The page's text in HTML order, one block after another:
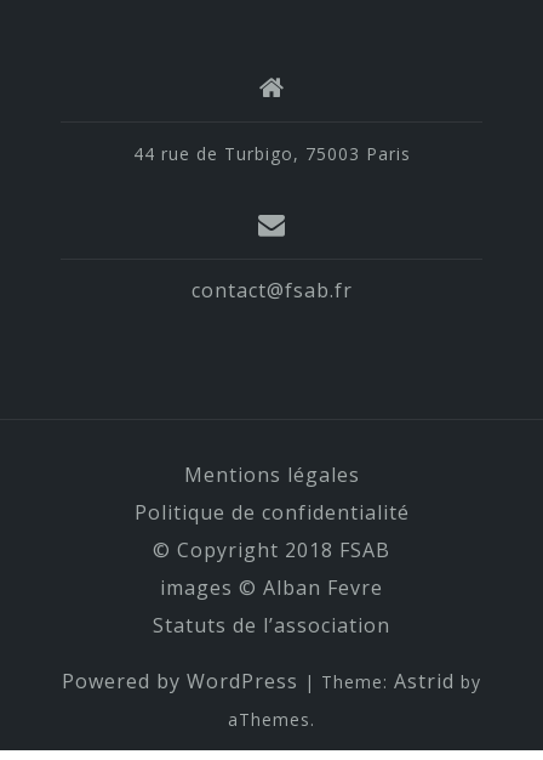
44 rue de Turbigo, 75003 Paris
contact@fsab.fr
Mentions légales
Politique de confidentialité
© Copyright 2018 FSAB
images © Alban Fevre
Statuts de l’association
Powered by WordPress | Theme: Astrid by
aThemes.